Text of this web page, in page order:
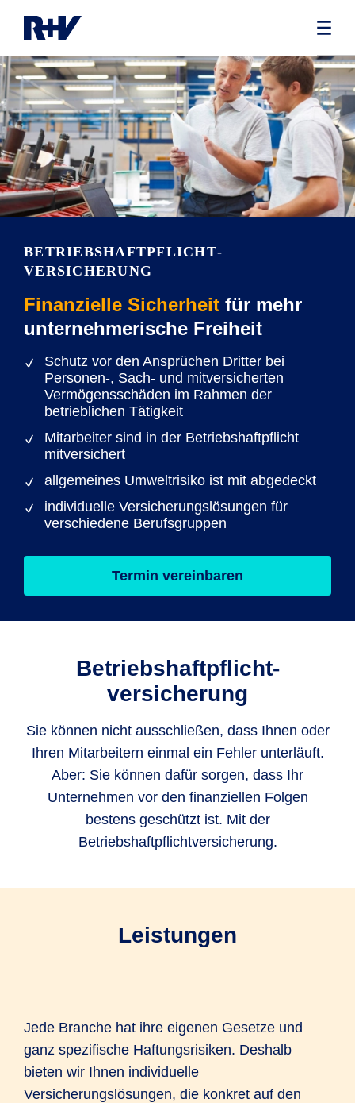
BETRIEBS­HAFTPFLICHT­
VERSICHERUNG
Finanzielle Sicherheit für mehr
unternehmerische Freiheit
Schutz vor den Ansprüchen Dritter bei
Personen-, Sach- und mitversicherten
Vermögensschäden im Rahmen der
betrieblichen Tätigkeit
Mitarbeiter sind in der Betriebshaftpflicht
mitversichert
allgemeines Umweltrisiko ist mit abgedeckt
individuelle Versicherungslösungen für
verschiedene Berufsgruppen
Termin vereinbaren
Betriebs­haftpflicht­
versicherung
Sie können nicht ausschließen, dass Ihnen oder
Ihren Mitarbeitern einmal ein Fehler unterläuft.
Aber: Sie können dafür sorgen, dass Ihr
Unternehmen vor den finanziellen Folgen
bestens geschützt ist. Mit der
Betriebshaftpflichtversicherung.
Leistungen
Jede Branche hat ihre eigenen Gesetze und
ganz spezifische Haftungsrisiken. Deshalb
bieten wir Ihnen individuelle
Versicherungslösungen, die konkret auf den